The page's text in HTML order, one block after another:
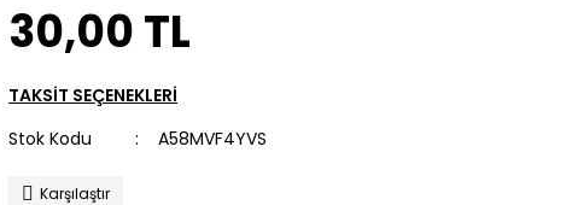
30,00 TL
TAKSİT SEÇENEKLERİ
Stok Kodu
A58MVF4YVS
Karşılaştır